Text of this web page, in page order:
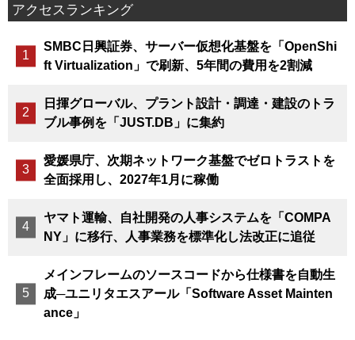
アクセスランキング
SMBC日興証券、サーバー仮想化基盤を「OpenShi
ft Virtualization」で刷新、5年間の費用を2割減
日揮グローバル、プラント設計・調達・建設のトラ
ブル事例を「JUST.DB」に集約
愛媛県庁、次期ネットワーク基盤でゼロトラストを
全面採用し、2027年1月に稼働
ヤマト運輸、自社開発の人事システムを「COMPA
NY」に移行、人事業務を標準化し法改正に追従
メインフレームのソースコードから仕様書を自動生
成─ユニリタエスアール「Software Asset Mainten
ance」